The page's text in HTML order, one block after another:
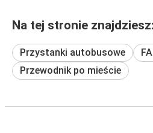
Na tej stronie znajdziesz:
Przystanki autobusowe
Przewodnik po mieście